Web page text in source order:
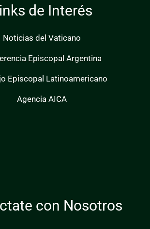
de Interés
Noticias del Vaticano
Episcopal Argentina
Episcopal Latinoamericano
Agencia AICA
con Nosotros